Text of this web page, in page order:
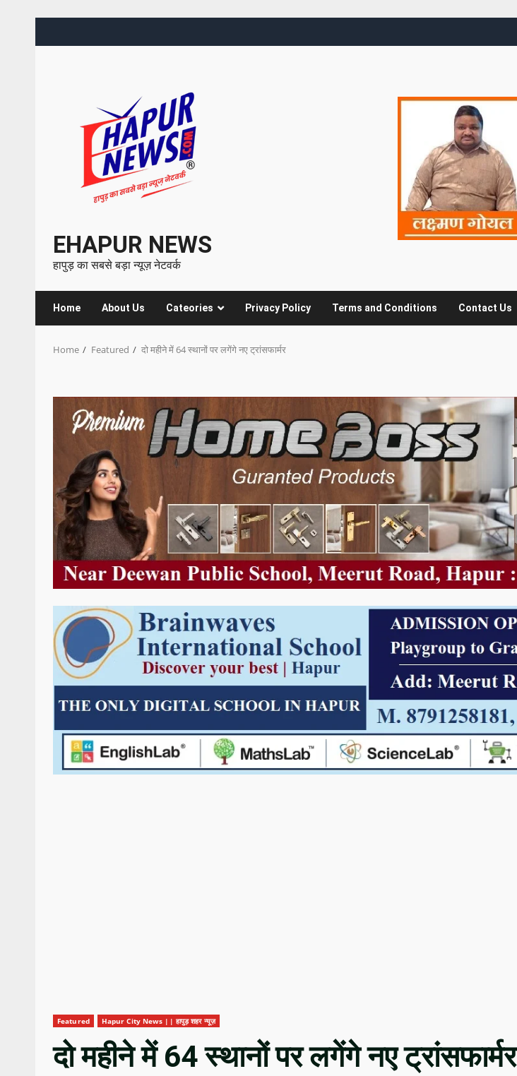
EHAPUR NEWS
हापुड़ का सबसे बड़ा न्यूज़ नेटवर्क
Home About Us Cateories Privacy Policy Terms and Conditions Contact Us
Home Featured दो महीने में 64 स्थानों पर लगेंगे नए ट्रांसफार्मर
Featured Hapur City News || हापुड़ शहर न्यूज़
दो महीने में 64 स्थानों पर लगेंगे नए ट्रांसफार्मर